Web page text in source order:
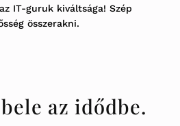
IT-guruk kiváltsága! Szép
összerakni.
az idődbe.